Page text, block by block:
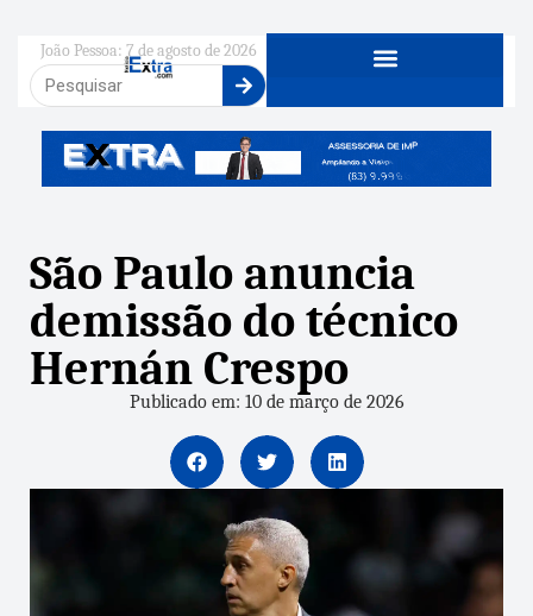
João Pessoa: 7 de agosto de 2026
São Paulo anuncia
demissão do técnico
Hernán Crespo
Publicado em: 10 de março de 2026